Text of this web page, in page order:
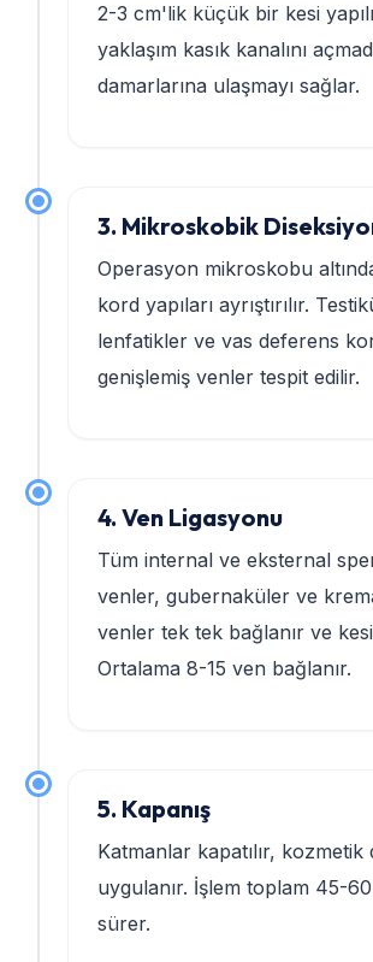
2-3 cm'lik küçük bir kesi
yaklaşım kasık kanalını
damarlarına ulaşmayı sağlar.
3. Mikroskobik
Operasyon mikroskobu
kord yapıları ayrıştırılır.
lenfatikler ve vas deferens
genişlemiş venler tespit edilir.
4. Ven Ligasyonu
Tüm internal ve eksternal
venler, gubernaküler ve
venler tek tek bağlanır ve
Ortalama 8-15 ven bağlanır.
5. Kapanış
Katmanlar kapatılır, kozmetik
uygulanır. İşlem toplam 45-
sürer.